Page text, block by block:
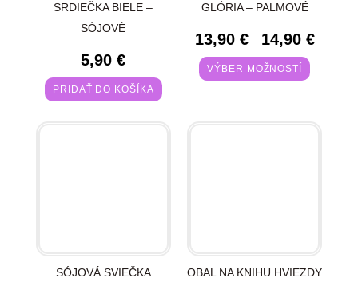
SRDIEČKA BIELE –
SÓJOVÉ
5,90€
PRIDAŤ DO KOŠÍKA
GLÓRIA – PALMOVÉ
13,90 € – 14,90 €
VÝBER MOŽNOSTÍ
SÓJOVÁ SVIEČKA
OBAL NA KNIHU HVIEZDY